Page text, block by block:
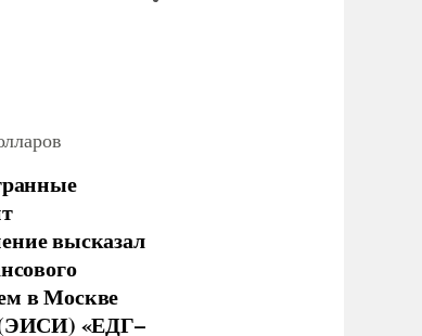
высказал
в Москве
(ЭИСИ) «ЕДГ–